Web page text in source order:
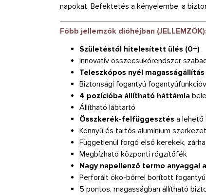
napokat. Befektetés a kényelembe, a
Főbb jellemzők dióhéjban (JELLEMZŐK):
Születéstől hitelesített ülés (0+)
Innovatív összecsukórendszer
Teleszkópos nyél magasságállítás
Biztonsági fogantyú
4 pozícióba állítható háttámla
Állítható lábtartó
Összkerék-felfüggesztés a lehető
Könnyű és tartós alumínium szerkezet
Függetlenül forgó első kerekek,
Megbízható központi rögzítőfék
Nagy napellenző termo anyaggal
Perforált öko-bőrrel borított
5 pontos, magasságban állítható